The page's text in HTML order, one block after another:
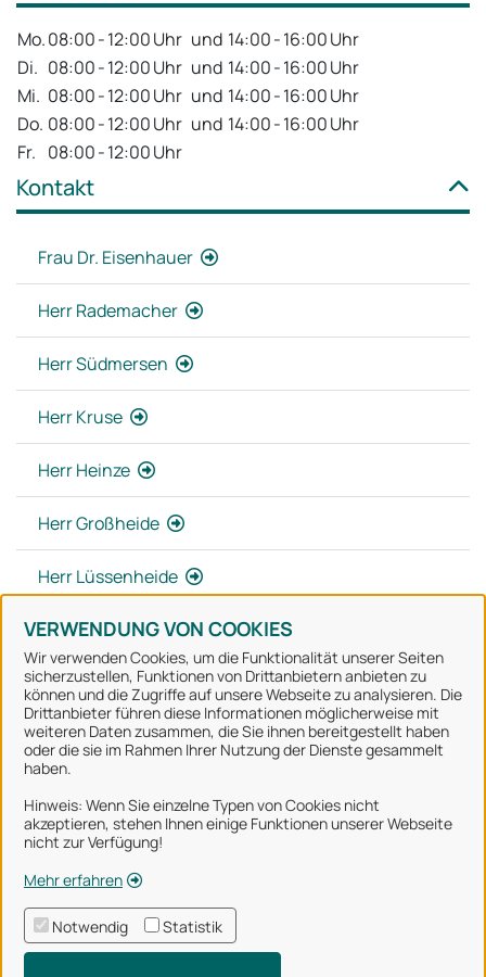
VERWENDUNG VON COOKIES
Wir verwenden Cookies, um die Funktionalität unserer Seiten
sicherzustellen, Funktionen von Drittanbietern anbieten zu
können und die Zugriffe auf unsere Webseite zu analysieren. Die
Drittanbieter führen diese Informationen möglicherweise mit
weiteren Daten zusammen, die Sie ihnen bereitgestellt haben
oder die sie im Rahmen Ihrer Nutzung der Dienste gesammelt
haben.
Hinweis: Wenn Sie einzelne Typen von Cookies nicht
akzeptieren, stehen Ihnen einige Funktionen unserer Webseite
nicht zur Verfügung!
Mehr erfahren
Notwendig Statistik
Mo.08:00-12:00Uhr und 14:00-16:00Uhr
Di. 08:00-12:00Uhr und 14:00-16:00Uhr
Mi. 08:00-12:00Uhr und 14:00-16:00Uhr
Do. 08:00-12:00Uhr und 14:00-16:00Uhr
Fr. 08:00-12:00Uhr
Kontakt
Frau Dr. Eisenhauer
Herr Rademacher
Herr Südmersen
Herr Kruse
Herr Heinze
Herr Großheide
Herr Lüssenheide
Stadt Osnabrück
Alle Rechte vorbehalten
Über uns
Impressum
Datenschutzerklärung